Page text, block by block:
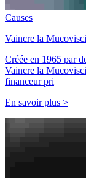
Causes
Vaincre la
Créée en 1965 par
Vaincre la
financeur pri
En savoir plus >